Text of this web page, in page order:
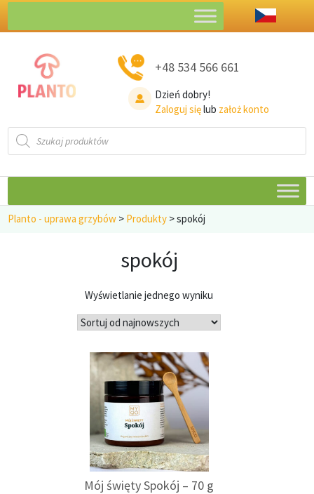
+48 534 566 661
Dzień dobry!
Zaloguj sięlub założ konto
Wyszukiwarka
produktów
Planto - uprawa grzybów > Produkty >spokój
spokój
Wyświetlanie jednego wyniku
Mój święty Spokój – 70 g